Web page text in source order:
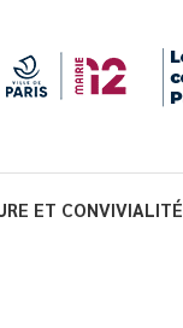
ET CONVIVIALITÉ